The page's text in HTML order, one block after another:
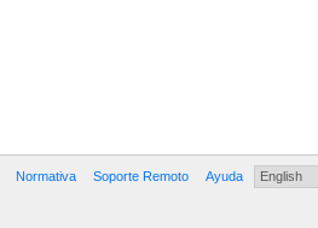
Normativa Soporte Remoto Ayuda